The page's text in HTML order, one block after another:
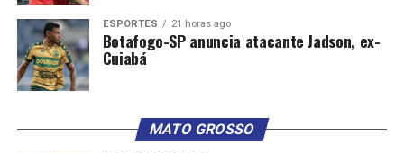
ESPORTES 21 horas ago
Botafogo-SP anuncia atacante Jadson, ex-
Cuiabá
MATO GROSSO